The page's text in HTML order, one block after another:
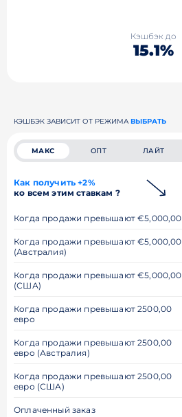
Кэшбэк до
15.1%
КЭШБЭК ЗАВИСИТ ОТ РЕЖИМА ВЫБРАТЬ
МАКС ОПТ ЛАЙТ
Как получить +2%
ко всем этим ставкам ?
Когда продажи превышают €5,000,00
Когда продажи превышают €5,000,00
(Австралия)
Когда продажи превышают €5,000,00
(США)
Когда продажи превышают 2500,00
евро
Когда продажи превышают 2500,00
евро (Австралия)
Когда продажи превышают 2500,00
евро (США)
Оплаченный заказ